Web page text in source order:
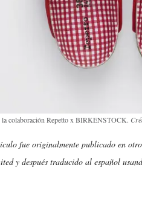
la colaboración Repetto x BIRKENSTOCK.
fue originalmente publicado en
y después traducido al español